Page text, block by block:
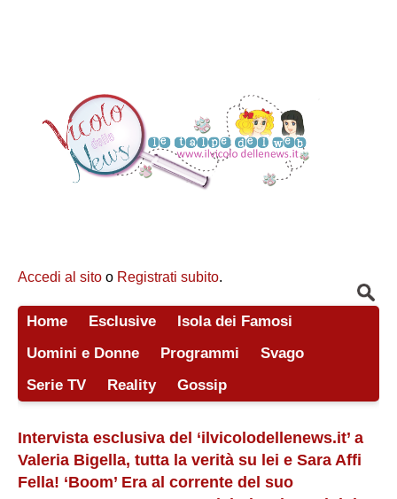
Accedi al sito o Registrati subito.
Home Esclusive
Isola dei Famosi
Uomini e Donne
Programmi
Svago
Serie TV
Reality Gossip
Intervista esclusiva del ‘ilvicolodellenews.it’ a
Valeria Bigella, tutta la verità su lei e Sara Affi
Fella! ‘Boom’ Era al corrente del suo